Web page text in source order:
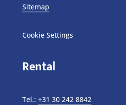
Sitemap
Cookie Settings
Rental
Tel.: +31 30 242 8842